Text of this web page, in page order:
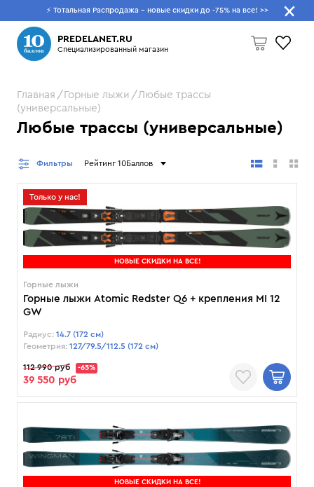
⚡ Тотальная Распродажа - новые скидки до -75% на все! >>
PREDELANET.RU
Специализированный магазин
Пусто
Что будем искать?
Главная Горные лыжи
Любые трассы
(универсальные)
Любые трассы (универсальные)
Фильтры Рейтинг 10Баллов
Только у нас!
НОВЫЕ СКИДКИ НА ВСЕ!
Горные лыжи
Горные лыжи Atomic Redster Q6 + крепления MI 12
GW
Радиус: 14.7 (172 см)
Геометрия: 127/79.5/112.5 (172 см)
112 990 руб -65%
39 550 руб
НОВЫЕ СКИДКИ НА ВСЕ!